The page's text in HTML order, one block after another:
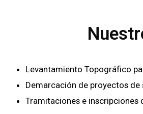
Levantamiento Topográfico
Demarcación de proyectos de
Tramitaciones e inscripciones